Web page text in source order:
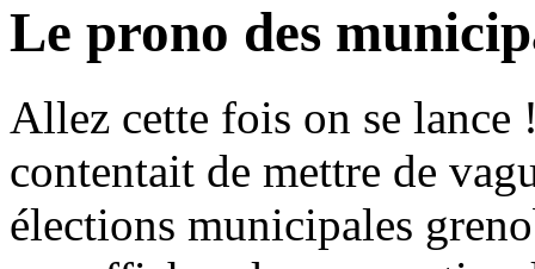
Le prono des
Allez cette fois on se lance
contentait de mettre de
élections municipales